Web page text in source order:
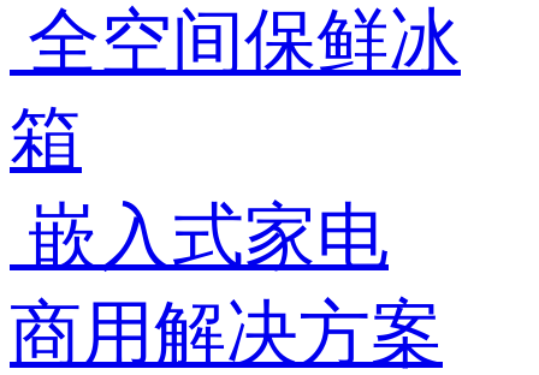
全空间保鲜冰
箱
嵌入式家电
商用解决方案